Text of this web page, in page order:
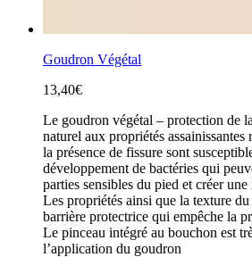
Goudron Végétal
13,40€
Le goudron végétal – protection de
naturel aux propriétés
la présence de fissure sont
développement de bactéries qui
parties sensibles du pied et créer
Les propriétés ainsi que la texture
barrière protectrice qui empêche la
Le pinceau intégré au bouchon est
l’application du goudron